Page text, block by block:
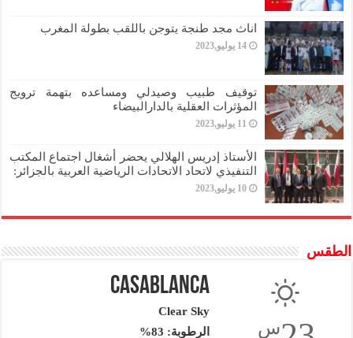
اناث مجد طنجة يتوجن باللقب بطولة المغرب
14 يوليو,2023
توقيف طبيب وصيدلي ومساعده بتهمة ترويج
المؤثرات العقلية بالدارالبيضاء
11 يوليو,2023
الأستاذ إدريس الهلالي يحضر أشغال اجتماع المكتب
التنفيذي لاتحاد الاتحادات الرياضية العربية بالجزائر:
10 يوليو,2023
الطقس
س
Casablanca
Clear Sky
الرطوبة: 83%